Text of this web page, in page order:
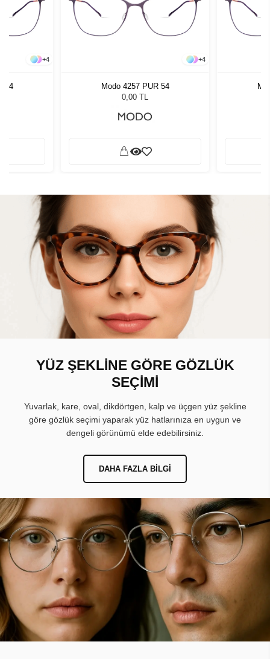
+4
54
+4
Modo 4257 PUR 54
0,00 TL
YÜZ ŞEKLİNE GÖRE GÖZLÜK
SEÇİMİ
Yuvarlak, kare, oval, dikdörtgen, kalp ve üçgen yüz şekline
göre gözlük seçimi yaparak yüz hatlarınıza en uygun ve
dengeli görünümü elde edebilirsiniz.
DAHA FAZLA BILGI